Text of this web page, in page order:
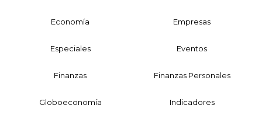
Economía Empresas
Especiales Eventos
Finanzas Finanzas Personales
Globoeconomía Indicadores